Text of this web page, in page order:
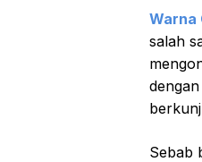
Warna
salah
Sebab